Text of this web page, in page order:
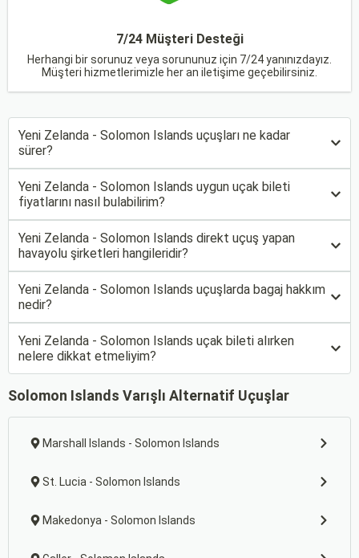
7/24 Müşteri Desteği
Herhangi bir sorunuz veya sorununuz için 7/24 yanınızdayız.
Müşteri hizmetlerimizle her an iletişime geçebilirsiniz.
Yeni Zelanda - Solomon Islands uçuşları ne kadar
sürer?
Yeni Zelanda - Solomon Islands uygun uçak bileti
fiyatlarını nasıl bulabilirim?
Yeni Zelanda - Solomon Islands direkt uçuş yapan
havayolu şirketleri hangileridir?
Yeni Zelanda - Solomon Islands uçuşlarda bagaj hakkım
nedir?
Yeni Zelanda - Solomon Islands uçak bileti alırken
nelere dikkat etmeliyim?
Solomon Islands Varışlı Alternatif Uçuşlar
Marshall Islands - Solomon Islands
St. Lucia - Solomon Islands
Makedonya - Solomon Islands